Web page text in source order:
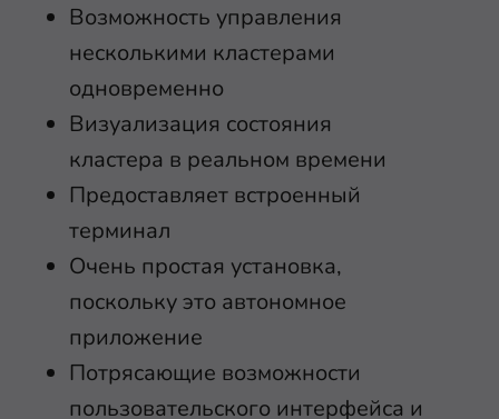
Возможность управления
несколькими кластерами
одновременно
Визуализация состояния
кластера в реальном времени
Предоставляет встроенный
терминал
Очень простая установка,
поскольку это автономное
приложение
Потрясающие возможности
пользовательского интерфейса и